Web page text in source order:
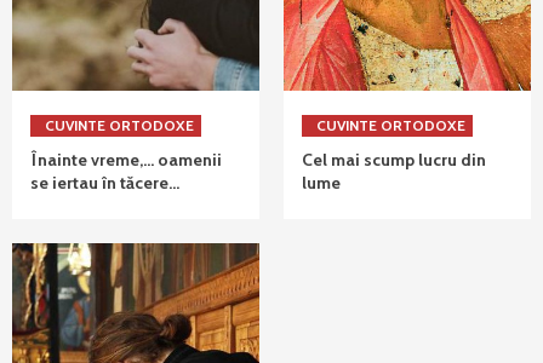
CUVINTE ORTODOXE
Înainte vreme,… oamenii
se iertau în tăcere…
CUVINTE ORTODOXE
Cel mai scump lucru din
lume